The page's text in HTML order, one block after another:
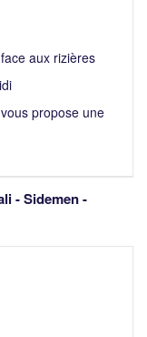
aux rizières
propose une
- Sidemen -